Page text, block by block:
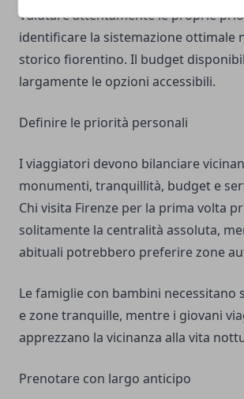
Valutare attentamente le proprie
identificare la sistemazione ottimale
storico fiorentino. Il budget
largamente le opzioni accessibili.
Definire le priorità personali
I viaggiatori devono bilanciare
monumenti, tranquillità, budget e
Chi visita Firenze per la prima volta
solitamente la centralità assoluta,
abituali potrebbero preferire zone
Le famiglie con bambini necessitano
e zone tranquille, mentre i giovani
apprezzano la vicinanza alla vita
Prenotare con largo anticipo